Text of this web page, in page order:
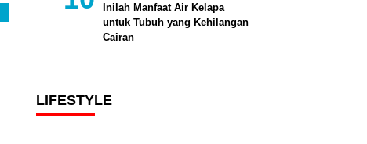
Inilah Manfaat Air Kelapa
untuk Tubuh yang Kehilangan
Cairan
LIFESTYLE